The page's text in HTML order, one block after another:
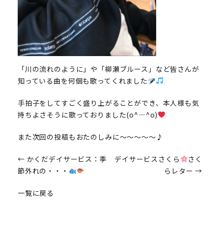
「川の流れのように」や「柳瀬ブルース」など皆さんが
知っている曲を何個も歌ってくれました
手拍子をしてすごく盛り上がることができ、本人様も気
持ちよさそうに歌っておりました(o^―^o)
また次回の投稿もおたのしみに～～～～～♪
投
稿
ナ
← かくだデイサービス：季
節外れの・・・
デイサービスさくら
さく
らレター →
一覧に戻る